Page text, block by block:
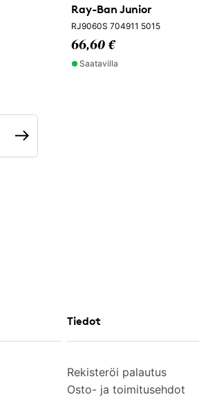
Ray-Ban Junior
RJ9060S 704911 5015
66,60 €
Saatavilla
Tiedot
Rekisteröi palautus
Osto- ja toimitusehdot